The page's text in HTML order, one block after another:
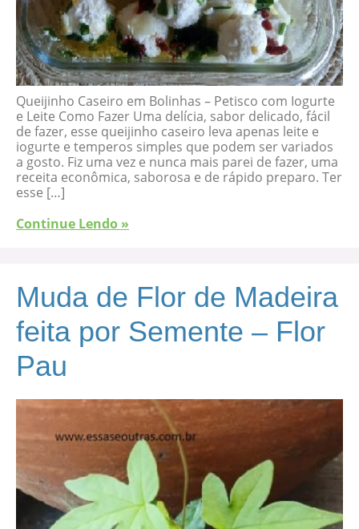
Queijinho Caseiro em Bolinhas – Petisco com Iogurte
e Leite Como Fazer Uma delícia, sabor delicado, fácil
de fazer, esse queijinho caseiro leva apenas leite e
iogurte e temperos simples que podem ser variados
a gosto. Fiz uma vez e nunca mais parei de fazer, uma
receita econômica, saborosa e de rápido preparo. Ter
esse […]
Continue Lendo »
Muda de Flor de Madeira
feita por Semente – Flor
Pau